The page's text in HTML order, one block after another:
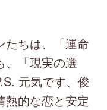
ちは、「運命
、「現実の選
元気です、俊
熱的な恋と安定